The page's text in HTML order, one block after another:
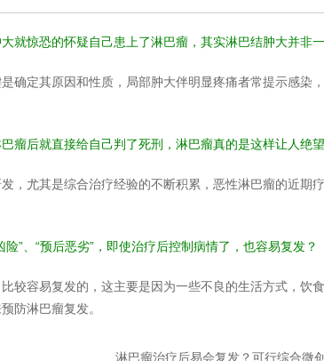
就惊恐的怀疑自己患上了淋巴瘤，其实淋巴结肿大并非一
确定其原因和性质，局部肿大伴明显疼痛者常提示感染
瘤后就直接给自己判了死刑，淋巴瘤真的是这样让人绝
，尤其是综合治疗经验的不断积累，恶性淋巴瘤的近期
”、“预后恶劣”，即使治疗后控制病情了，也容易复发？
较容易复发的，这主要是因为一些不良的生活方式，饮
防淋巴瘤复发。